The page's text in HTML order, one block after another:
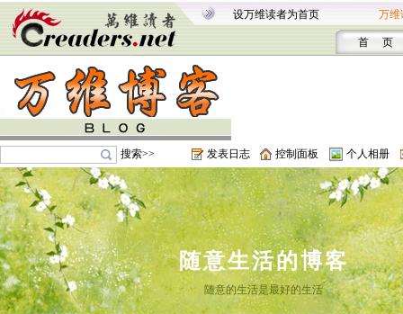
设万维读者为首页 万维
首 页
搜索>> 发表日志 控制面板 个人相册
随意生活的博客
随意的生活是最好的生活